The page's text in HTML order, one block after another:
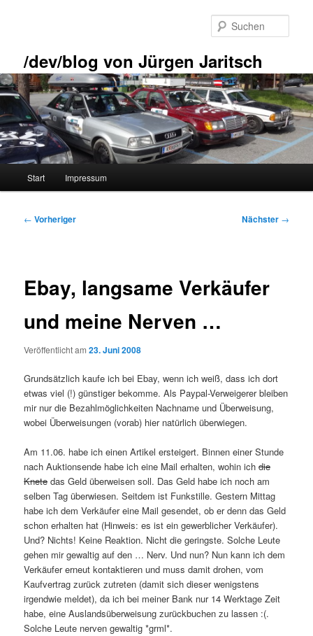
/dev/blog von Jürgen Jaritsch
Start Impressum
Beitragsnavigation
← Vorheriger Nächster →
Ebay, langsame Verkäufer
und meine Nerven …
Veröffentlicht am23. Juni 2008
Grundsätzlich kaufe ich bei Ebay, wenn ich weiß, dass ich dort
etwas viel (!) günstiger bekomme. Als Paypal-Verweigerer bleiben
mir nur die Bezahlmöglichkeiten Nachname und Überweisung,
wobei Überweisungen (vorab) hier natürlich überwiegen.
Am 11.06. habe ich einen Artikel ersteigert. Binnen einer Stunde
nach Auktionsende habe ich eine Mail erhalten, wohin ichdie
Knete das Geld überweisen soll. Das Geld habe ich noch am
selben Tag überwiesen. Seitdem ist Funkstille. Gestern Mittag
habe ich dem Verkäufer eine Mail gesendet, ob er denn das Geld
schon erhalten hat (Hinweis: es ist ein gewerblicher Verkäufer).
Und? Nichts! Keine Reaktion. Nicht die geringste. Solche Leute
gehen mir gewaltig auf den … Nerv. Und nun? Nun kann ich dem
Verkäufer erneut kontaktieren und muss damit drohen, vom
Kaufvertrag zurück zutreten (damit sich dieser wenigstens
irgendwie meldet), da ich bei meiner Bank nur 14 Werktage Zeit
habe, eine Auslandsüberweisung zurückbuchen zu lassen :(.
Solche Leute nerven gewaltig *grml*.